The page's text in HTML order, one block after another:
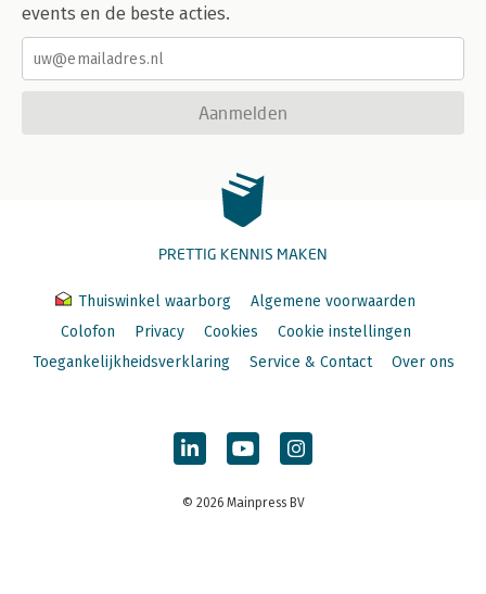
events en de beste acties.
Aanmelden
PRETTIG KENNIS MAKEN
Thuiswinkel waarborg
Algemene voorwaarden
Colofon
Privacy Cookies
Cookie instellingen
Toegankelijkheidsverklaring
Service & Contact Over ons
© 2026 Mainpress BV